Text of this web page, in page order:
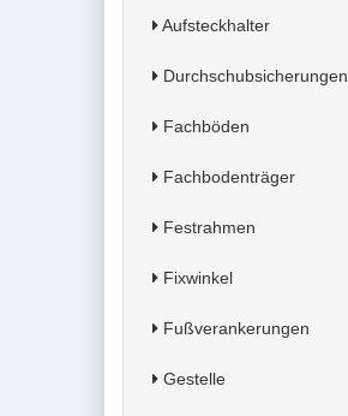
Aufsteckhalter
Durchschubsicherungen
Fachböden
Fachbodenträger
Festrahmen
Fixwinkel
Fußverankerungen
Gestelle